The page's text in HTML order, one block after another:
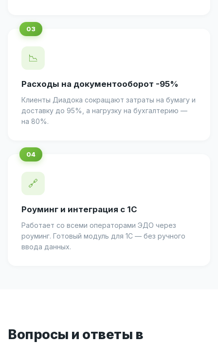
📉
Расходы на документооборот -95%
Клиенты Диадока сокращают затраты на бумагу и
доставку до 95%, а нагрузку на бухгалтерию —
на 80%.
🔗
Роуминг и интеграция с 1С
Работает со всеми операторами ЭДО через
роуминг. Готовый модуль для 1С — без ручного
ввода данных.
Вопросы и ответы в